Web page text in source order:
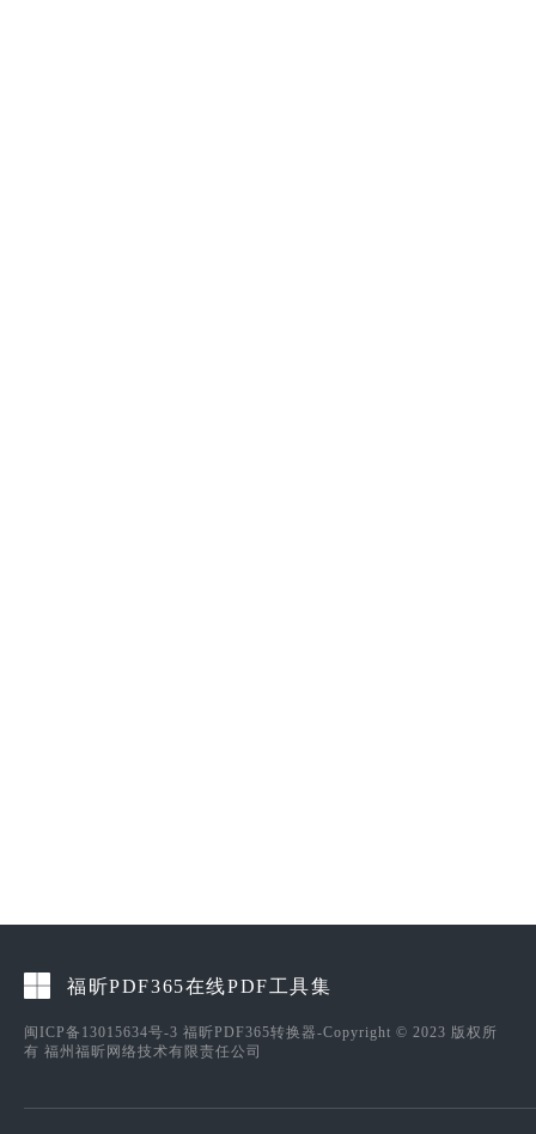
福昕PDF365在线PDF工具集
闽ICP备13015634号-3 福昕PDF365转换器-Copyright © 2023 版权所
有 福州福昕网络技术有限责任公司